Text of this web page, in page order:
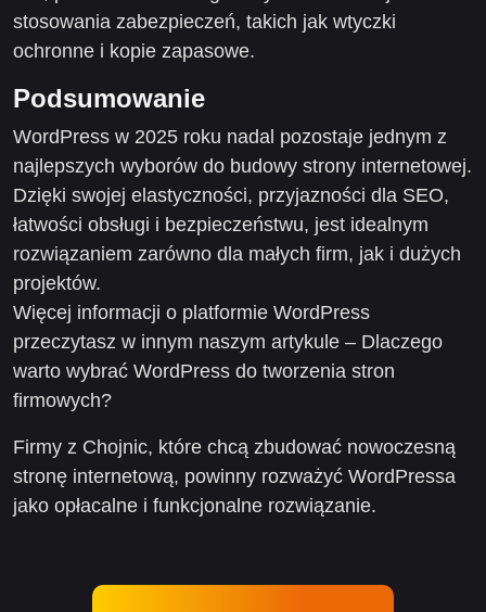
stosowania zabezpieczeń, takich jak wtyczki
ochronne i kopie zapasowe.
Podsumowanie
WordPress w 2025 roku nadal pozostaje jednym z
najlepszych wyborów do budowy strony internetowej.
Dzięki swojej elastyczności, przyjazności dla SEO,
łatwości obsługi i bezpieczeństwu, jest idealnym
rozwiązaniem zarówno dla małych firm, jak i dużych
projektów.
Więcej informacji o platformie WordPress
przeczytasz w innym naszym artykule – Dlaczego
warto wybrać WordPress do tworzenia stron
firmowych?
Firmy z Chojnic, które chcą zbudować nowoczesną
stronę internetową, powinny rozważyć WordPressa
jako opłacalne i funkcjonalne rozwiązanie.